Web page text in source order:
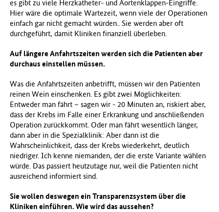
es gibt zu viele Herzkatheter- und Aortenklappen-Eingriffe.
Hier wäre die optimale Wartezeit, wenn viele der Operationen
einfach gar nicht gemacht würden.. Sie werden aber oft
durchgeführt, damit Kliniken finanziell überleben.
Auf längere Anfahrtszeiten werden sich die Patienten aber
durchaus einstellen müssen.
Was die Anfahrtszeiten anbetrifft, müssen wir den Patienten
reinen Wein einschenken. Es gibt zwei Möglichkeiten:
Entweder man fährt – sagen wir - 20 Minuten an, riskiert aber,
dass der Krebs im Falle einer Erkrankung und anschließenden
Operation zurückkommt. Oder man fährt wesentlich länger,
dann aber in die Spezialklinik: Aber dann ist die
Wahrscheinlichkeit, dass der Krebs wiederkehrt, deutlich
niedriger. Ich kenne niemanden, der die erste Variante wählen
würde. Das passiert heutzutage nur, weil die Patienten nicht
ausreichend informiert sind.
Sie wollen deswegen ein Transparenzsystem über die
Kliniken einführen. Wie wird das aussehen?